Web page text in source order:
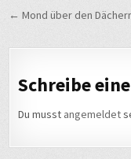
← Mond über den
Schreibe
Du musst angemeldet